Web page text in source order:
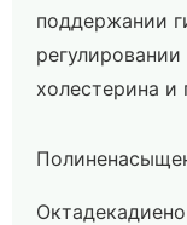
поддержании
холестерина и